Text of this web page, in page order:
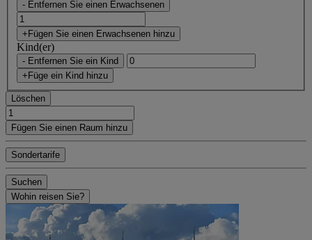
- Entfernen Sie einen Erwachsenen
+Fügen Sie einen Erwachsenen hinzu
Kind(er)
- Entfernen Sie ein Kind
+Füge ein Kind hinzu
Löschen
Fügen Sie einen Raum hinzu
Sondertarife
Suchen
Wohin reisen Sie?